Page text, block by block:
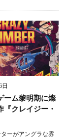
日
ーム黎明期に燦
『クレイジー・
ーがアングラな雰